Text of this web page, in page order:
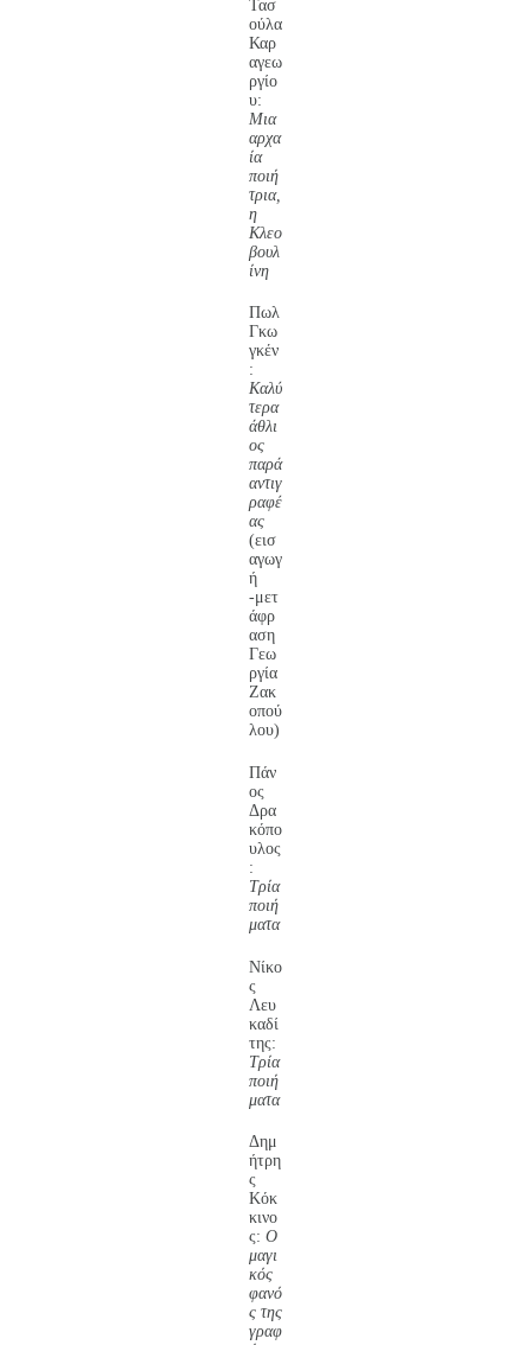
Τασ
ούλα
Καρ
αγεω
ργίο
υ:
Μια
αρχα
ία
ποιή
τρια,
η
Κλεο
βουλ
ίνη
Πωλ
Γκω
γκέν
:
Καλύ
τερα
άθλι
ος
παρά
αντιγ
ραφέ
ας
(εισ
αγωγ
ή
-μετ
άφρ
αση
Γεω
ργία
Ζακ
οπού
λου)
Πάν
ος
Δρα
κόπο
υλος
:
Τρία
ποιή
ματα
Νίκο
ς
Λευ
καδί
της:
Τρία
ποιή
ματα
Δημ
ήτρη
ς
Κόκ
κινο
ς: Ο
μαγι
κός
φανό
ς της
γραφ